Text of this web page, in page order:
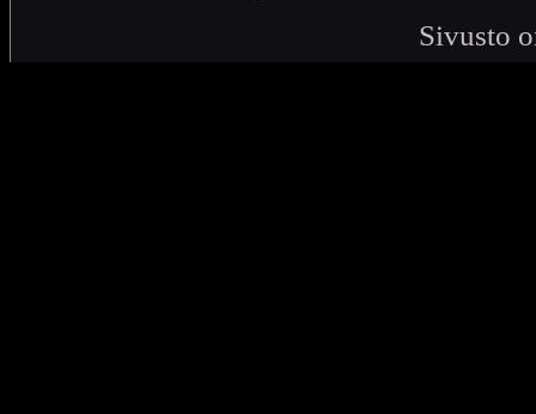
Sivusto